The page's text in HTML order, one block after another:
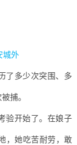
城外
了多少次突围、多
捕。
验开始了。在娘子
，她吃苦耐劳，敢